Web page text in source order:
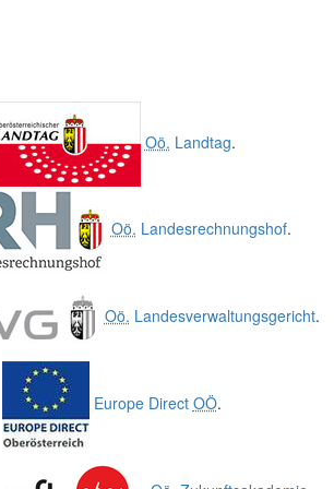
Oö. Landtag.
Oö. Landesrechnungshof.
Oö. Landesverwaltungsgericht.
Europe Direct OÖ.